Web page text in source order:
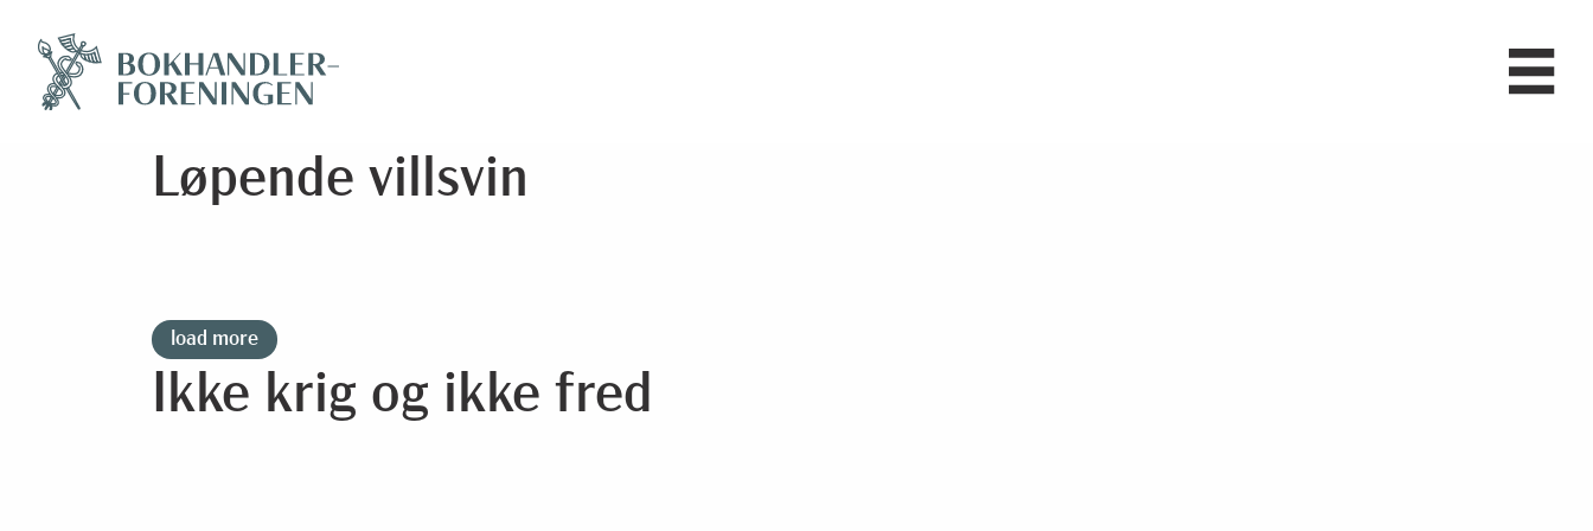
Løpende villsvin
load more
Ikke krig og ikke fred